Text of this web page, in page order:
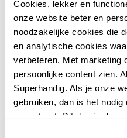
Cookies, lekker en
onze website beter en
noodzakelijke cookies die
en analytische cookies
verbeteren. Met marketing
persoonlijke content zien.
Superhandig. Als je onze
gebruiken, dan is het nodig
accepteert. Dit doe je door